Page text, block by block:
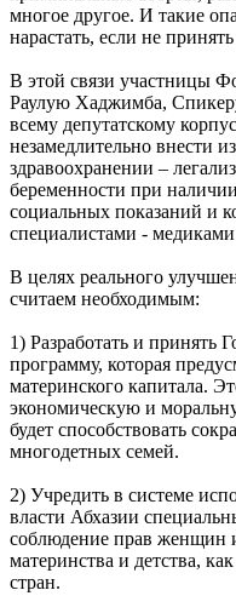
многое другое. И такие
нарастать, если не
В этой связи участницы
Раулую Хаджимба,
всему депутатскому
незамедлительно внести
здравоохранении –
беременности при
социальных показаний и
специалистами -
В целях реального
считаем необходимым:
1) Разработать и принять
программу, которая
материнского капитала.
экономическую и
будет способствовать
многодетных семей.
2) Учредить в системе
власти Абхазии
соблюдение прав женщин
материнства и детства,
стран.